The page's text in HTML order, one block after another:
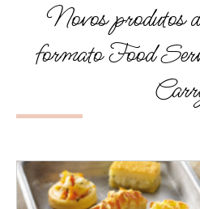
Novos produtos
formato Food